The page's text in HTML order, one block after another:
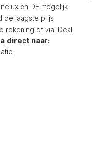
en DE mogelijk
de laagste prijs
rekening of via iDeal
direct naar: